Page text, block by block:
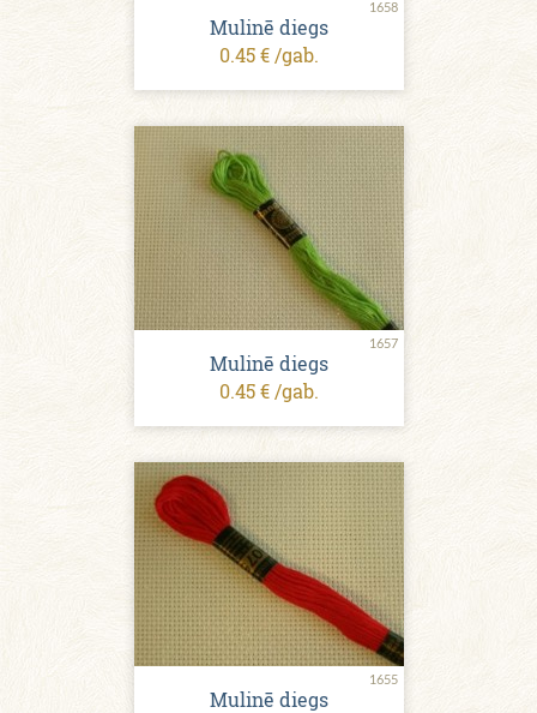
1658
Mulinē diegs
0.45 € /gab.
1657
Mulinē diegs
0.45 € /gab.
1655
Mulinē diegs